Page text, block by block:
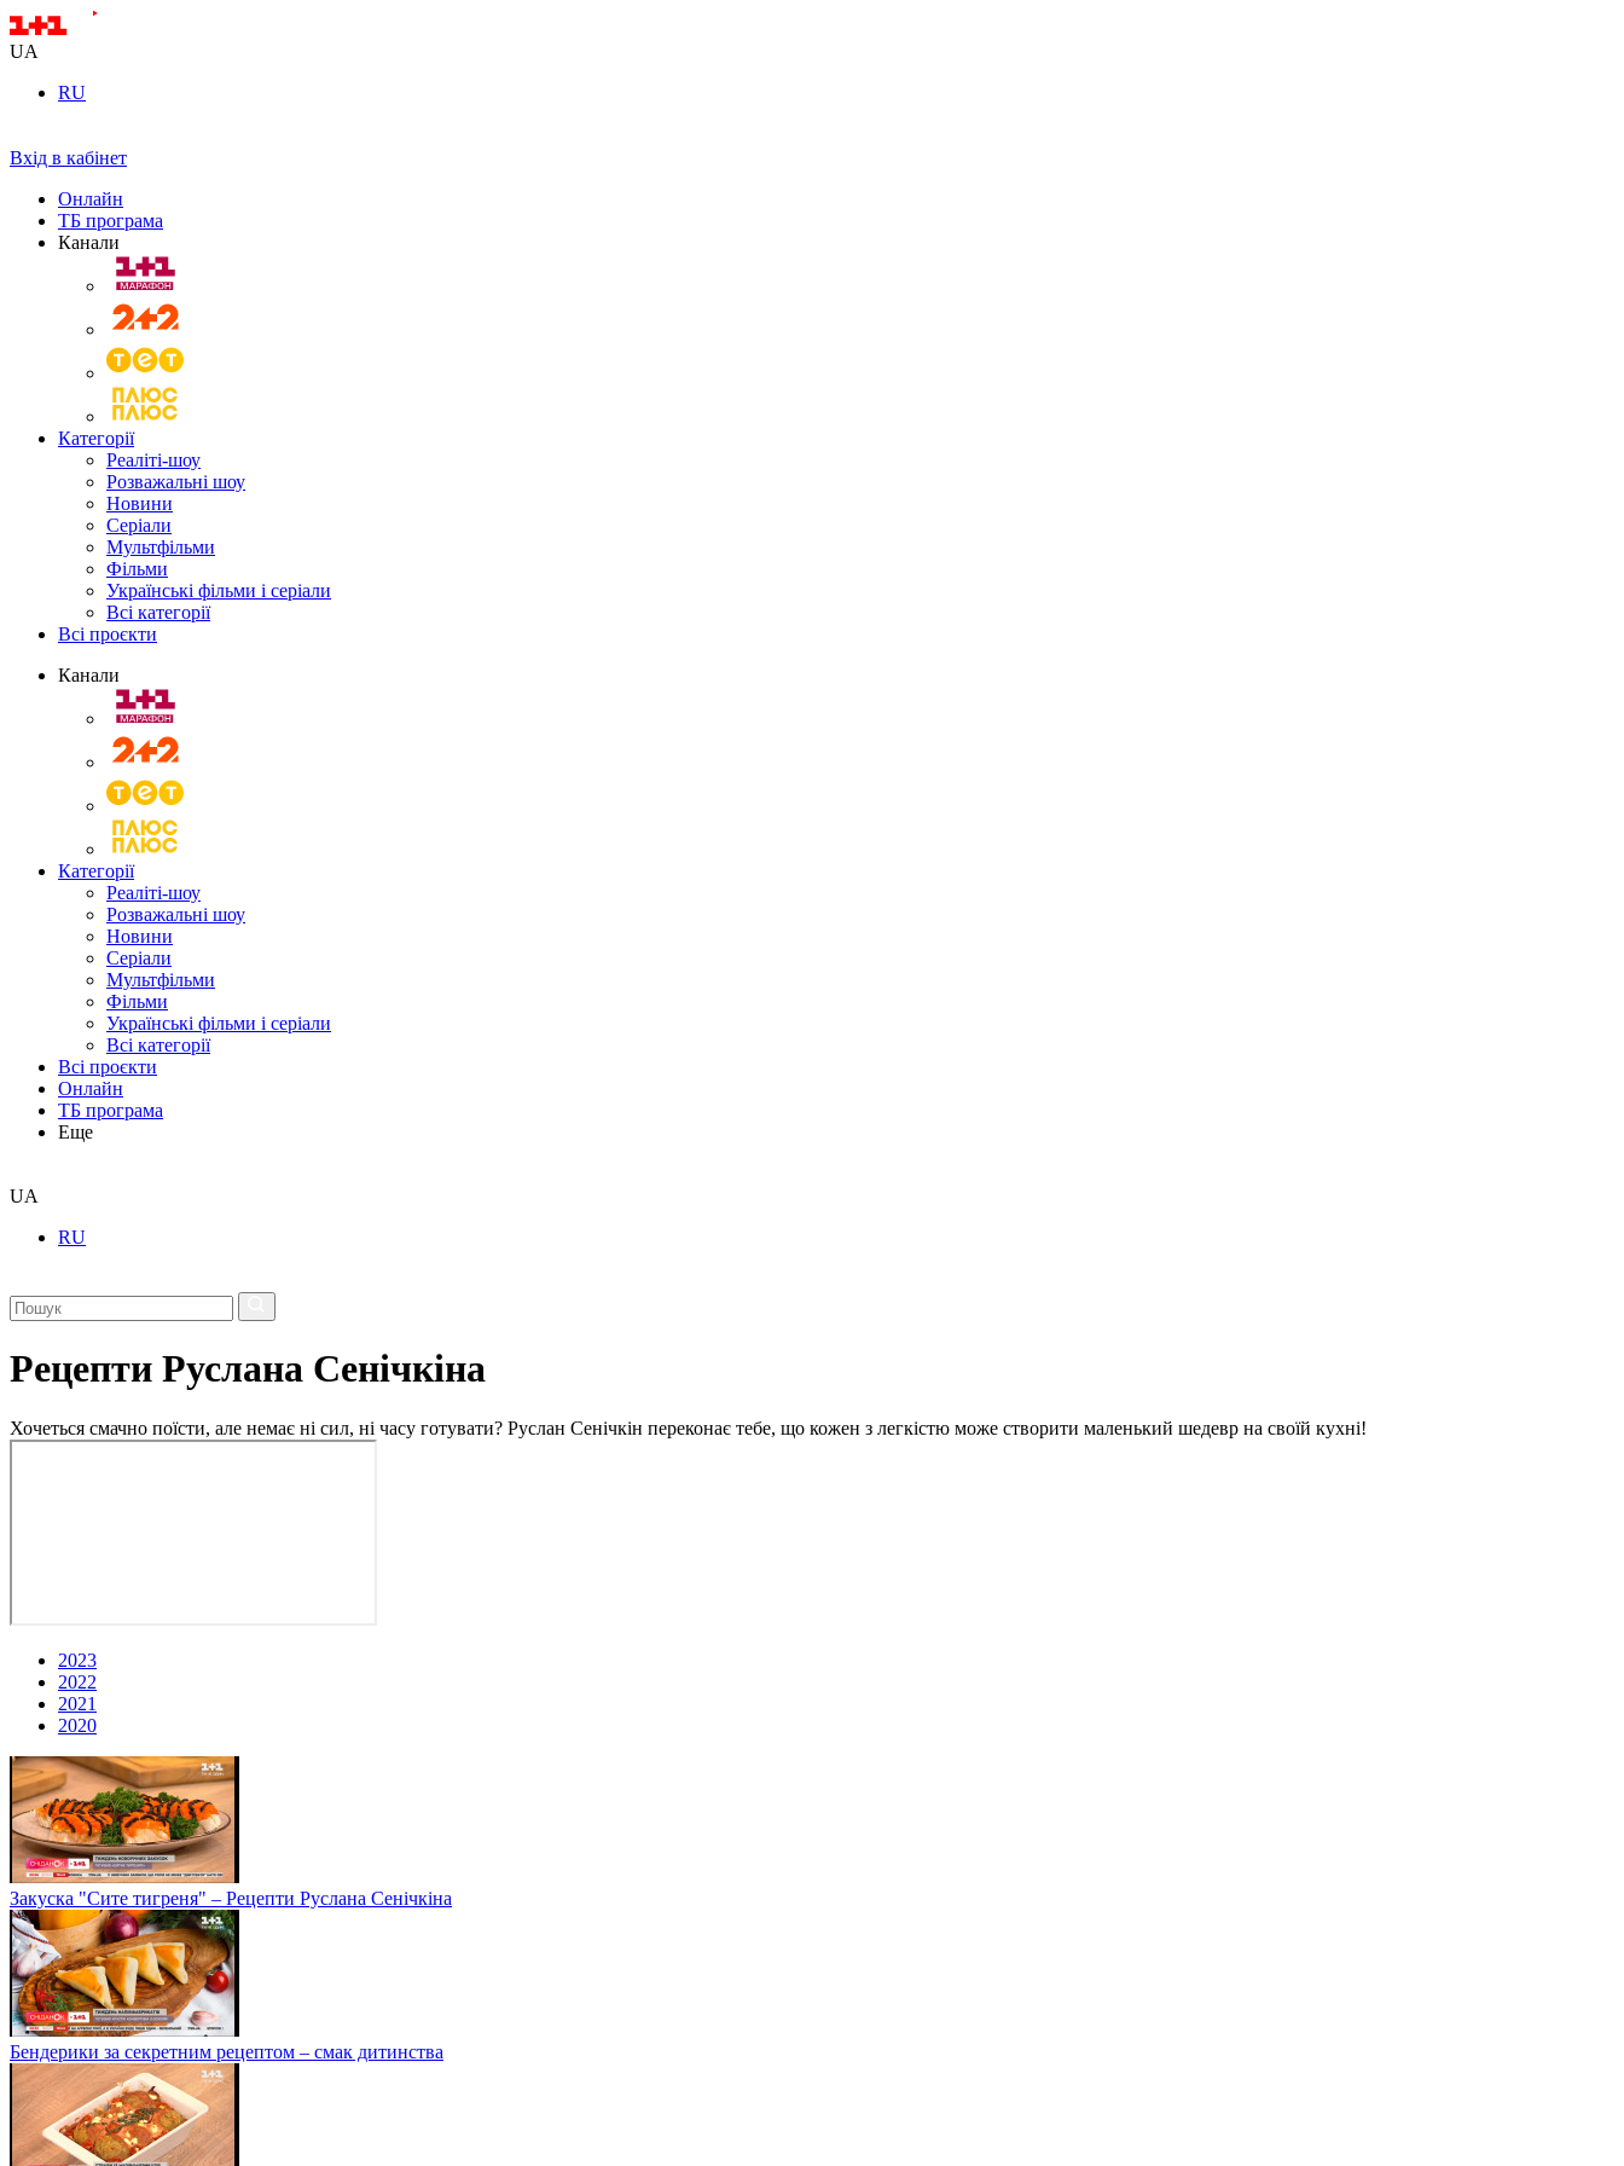
UA
RU
Вхід в кабінет
Онлайн
ТБ програма
Канали
Категорії
Реаліті-шоу
Розважальні шоу
Новини
Серіали
Мультфільми
Фільми
Українські фільми і серіали
Всі категорії
Всі проєкти
Канали
Категорії
Реаліті-шоу
Розважальні шоу
Новини
Серіали
Мультфільми
Фільми
Українські фільми і серіали
Всі категорії
Всі проєкти
Онлайн
ТБ програма
Еще
UA
RU
Рецепти Руслана Сенічкіна
Хочеться смачно поїсти, але немає ні сил, ні часу готувати? Руслан Сенічкін переконає тебе, що кожен з легкістю може створити маленький шедевр на своїй кухні!
2023
2022
2021
2020
Закуска "Сите тигреня" – Рецепти Руслана Сенічкіна
Бендерики за секретним рецептом – смак дитинства